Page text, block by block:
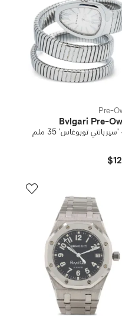
Pre-
Bvlgari Pre-
توبوغاس' 35 ملم